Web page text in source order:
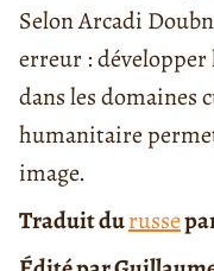
Selon Arcadi
erreur :
dans les
humanitaire
image.
Traduit durusse